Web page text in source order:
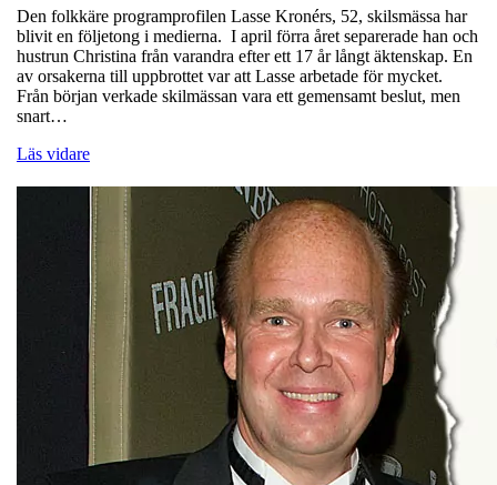
Den folkkäre programprofilen Lasse Kronérs, 52, skilsmässa har
blivit en följetong i medierna. I april förra året separerade han och
hustrun Christina från varandra efter ett 17 år långt äktenskap. En
av orsakerna till uppbrottet var att Lasse arbetade för mycket.
Från början verkade skilmässan vara ett gemensamt beslut, men
snart…
Läs vidare